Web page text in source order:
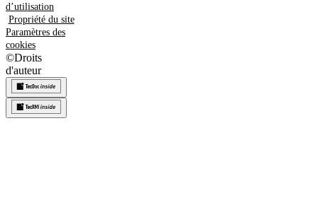
d’utilisation
Propriété du site
Paramètres des
cookies
©Droits
d'auteur